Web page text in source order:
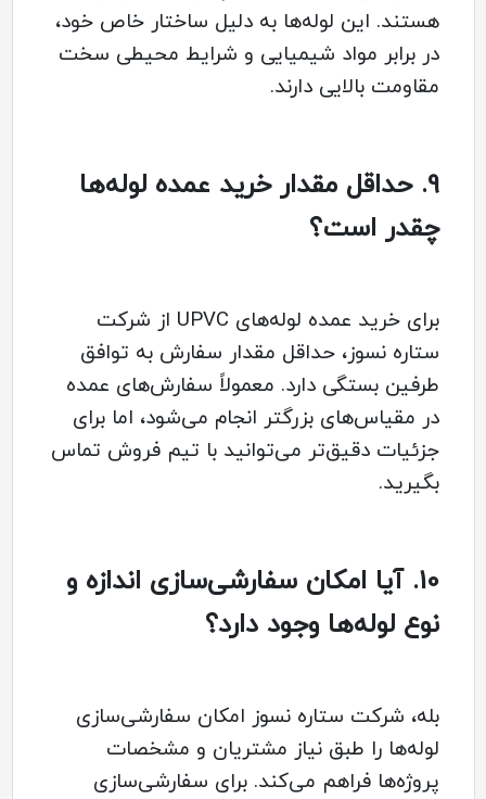
هستند. این لوله‌ها به دلیل ساختار خاص خود،
در برابر مواد شیمیایی و شرایط محیطی سخت
مقاومت بالایی دارند.
9. حداقل مقدار خرید عمده لوله‌ها
چقدر است؟
برای خرید عمده لوله‌های UPVC از شرکت
ستاره نسوز، حداقل مقدار سفارش به توافق
طرفین بستگی دارد. معمولاً سفارش‌های عمده
در مقیاس‌های بزرگتر انجام می‌شود، اما برای
جزئیات دقیق‌تر می‌توانید با تیم فروش تماس
بگیرید.
10. آیا امکان سفارشی‌سازی اندازه و
نوع لوله‌ها وجود دارد؟
بله، شرکت ستاره نسوز امکان سفارشی‌سازی
لوله‌ها را طبق نیاز مشتریان و مشخصات
پروژه‌ها فراهم می‌کند. برای سفارشی‌سازی